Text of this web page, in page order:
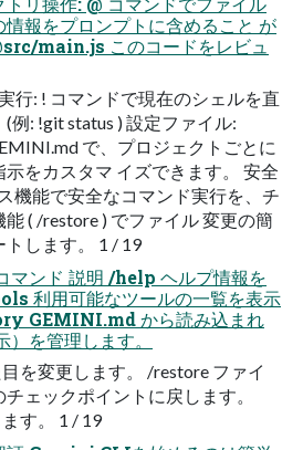
報をプロンプトに含めること が
main.js このコードをレビュ
行: ! コマンドで現在のシェルを直
例: !git status ) 設定ファイル:
で、プロジェクトごとに
をカスタマ イズできます。 安全
機能で安全なコマンド実行を、チ
( /restore ) でファイル 変更の簡
します。 1 / 19
マンド 説明 /help ヘルプ情報を
利用可能なツールの一覧を表示
GEMINI.md から読み込まれ
を管理します。
を変更します。 /restore ファイ
ェックポイントに戻します。
す。 1 / 19